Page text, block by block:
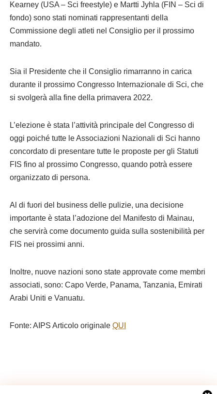
Kearney (USA – Sci freestyle) e Martti Jyhla (FIN – Sci di
fondo) sono stati nominati rappresentanti della
Commissione degli atleti nel Consiglio per il prossimo
mandato.
Sia il Presidente che il Consiglio rimarranno in carica
durante il prossimo Congresso Internazionale di Sci, che
si svolgerà alla fine della primavera 2022.
L’elezione è stata l’attività principale del Congresso di
oggi poiché tutte le Associazioni Nazionali di Sci hanno
concordato di presentare tutte le proposte per gli Statuti
FIS fino al prossimo Congresso, quando potrà essere
organizzato di persona.
Al di fuori del business delle pulizie, una decisione
importante è stata l’adozione del Manifesto di Mainau,
che servirà come documento guida sulla sostenibilità per
FIS nei prossimi anni.
Inoltre, nuove nazioni sono state approvate come membri
associati, sono: Capo Verde, Panama, Tanzania, Emirati
Arabi Uniti e Vanuatu.
Fonte: AIPS Articolo originale QUI